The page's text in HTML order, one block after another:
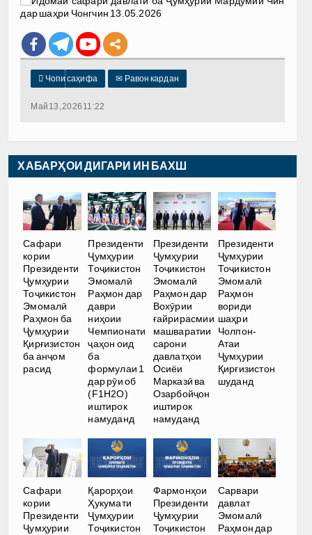
 Чопи саҳифа ✉ Равон кардан
Май 13, 2026 11:22
ХАБАРҲОИ ДИГАРИ ИН БАХШ
Сафари
кории
Президенти
Ҷумҳурии
Тоҷикистон
Эмомалӣ
Раҳмон ба
Ҷумҳурии
Қирғизистон
ба анҷом
расид
Президенти
Ҷумҳурии
Тоҷикистон
Эмомалӣ
Раҳмон дар
даври
ниҳоии
Чемпионати
ҷаҳон оид
ба
формулаи 1
дар рӯи об
(F1H2O)
иштирок
намуданд
Президенти
Ҷумҳурии
Тоҷикистон
Эмомалӣ
Раҳмон дар
Вохӯрии
ғайрирасмии
машваратии
сарони
давлатҳои
Осиёи
Марказӣ ва
Озарбойҷон
иштирок
намуданд
Президенти
Ҷумҳурии
Тоҷикистон
Эмомалӣ
Раҳмон
вориди
шаҳри
Чолпон-
Атаи
Ҷумҳурии
Қирғизистон
шуданд
Сафари
кории
Президенти
Ҷумҳурии
Қарорҳои
Ҳукумати
Ҷумҳурии
Тоҷикистон
Фармонҳои
Президенти
Ҷумҳурии
Тоҷикистон
Сарвари
давлат
Эмомалӣ
Раҳмон дар